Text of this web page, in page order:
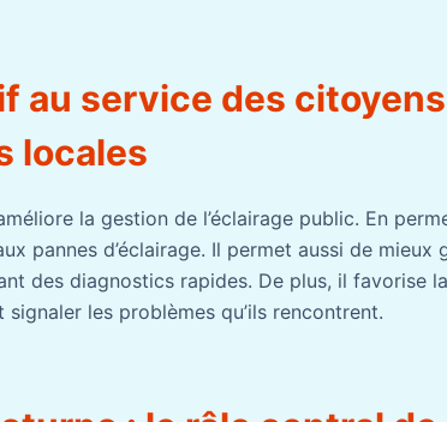
au service des
locales
la gestion de l’éclairage public. En
pannes d’éclairage. Il permet aussi de mieux
des diagnostics rapides. De plus, il favorise
les problèmes qu’ils rencontrent.